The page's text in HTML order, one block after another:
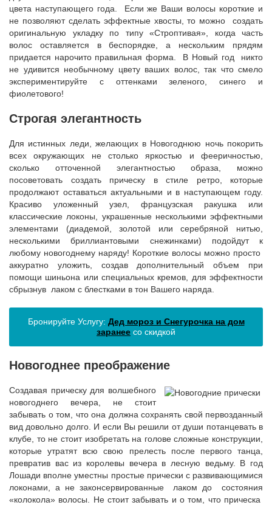
цвета наступающего года. Если же Ваши волосы короткие и
не позволяют сделать эффектные хвосты, то можно создать
оригинальную укладку по типу «Строптивая», когда часть
волос оставляется в беспорядке, а нескольким прядям
придается нарочито правильная форма. В Новый год никто
не удивится необычному цвету ваших волос, так что смело
экспериментируйте с оттенками зеленого, синего и
фиолетового!
Строгая элегантность
Для истинных леди, желающих в Новогоднюю ночь покорить
всех окружающих не столько яркостью и фееричностью,
сколько отточенной элегантностью образа, можно
посоветовать создать прическу в стиле ретро, которые
продолжают оставаться актуальными и в наступающем году.
Красиво уложенный узел, французская ракушка или
классические локоны, украшенные несколькими эффектными
элементами (диадемой, золотой или серебряной нитью,
несколькими бриллиантовыми снежинками) подойдут к
любому новогоднему наряду! Короткие волосы можно просто
аккуратно уложить, создав дополнительный объем при
помощи шиньона или специальных кремов, для эффектности
сбрызнув лаком с блестками в тон Вашего наряда.
Бронируйте Услугу: Дед мороз и Снегурочка на дом
заранее со скидкой
Новогоднее преображение
Создавая прическу для волшебного
новогоднего вечера, не стоит
забывать о том, что она должна сохранять свой первозданный
вид довольно долго. И если Вы решили от души потанцевать в
клубе, то не стоит изобретать на голове сложные конструкции,
которые утратят всю свою прелесть после первого танца,
превратив вас из королевы вечера в лесную ведьму. В год
Лошади вполне уместны простые прически с развивающимися
локонами, а не законсервированные лаком до состояния
«колокола» волосы. Не стоит забывать и о том, что прическа